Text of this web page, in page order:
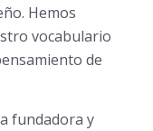
Hemos
vocabulario
de
fundadora y